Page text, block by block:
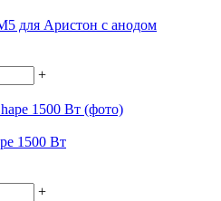
для Аристон с анодом
+
1500 Вт
+